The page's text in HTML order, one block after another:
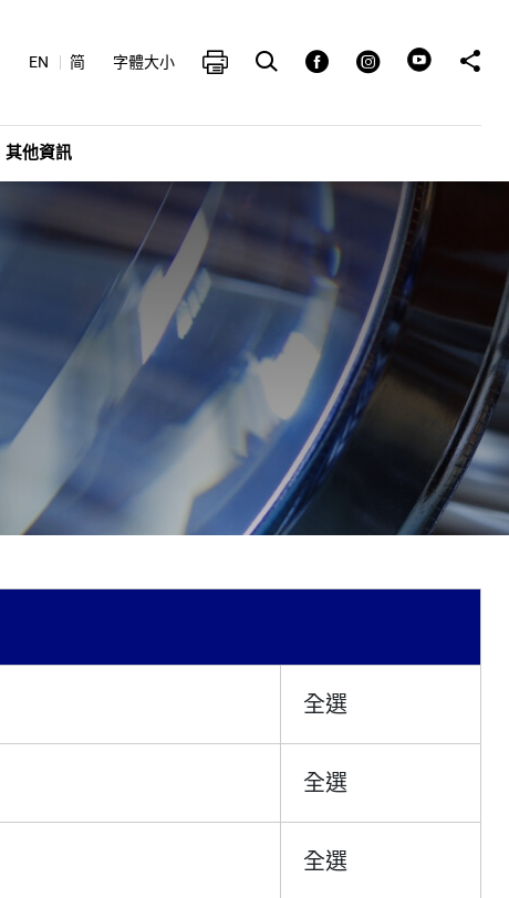
EN 简 字體大小 列印 打開搜索框FacebookInstagram 分享至
其他資訊
全選
全選
全選